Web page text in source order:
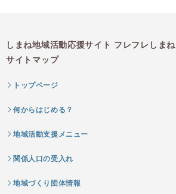
しまね地域活動応援サイト フレフレしまね
サイトマップ
トップページ
何からはじめる？
地域活動支援メニュー
関係人口の受入れ
地域づくり団体情報